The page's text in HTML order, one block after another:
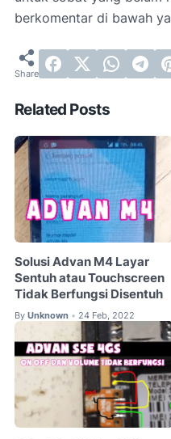
berkomentar di bawah
Related Posts
Solusi Advan M4 Layar
Sentuh atau Touchscreen
Tidak Berfungsi Disentuh
By Unknown • 24 Feb, 2022